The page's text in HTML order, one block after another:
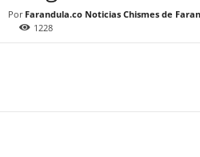
Por Farandula.co Noticias Chismes de
1228